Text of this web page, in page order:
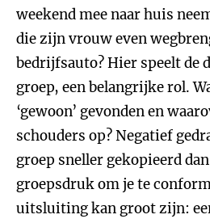
weekend mee naar huis
die zijn vrouw even
bedrijfsauto? Hier speelt de
groep, een belangrijke rol.
‘gewoon’ gevonden en
schouders op? Negatief
groep sneller gekopieerd
groepsdruk om je te
uitsluiting kan groot zijn: